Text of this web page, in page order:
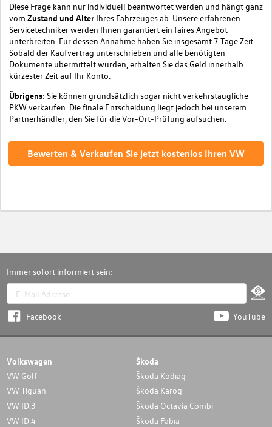
Diese Frage kann nur individuell beantwortet werden und hängt ganz
vom Zustand und Alter Ihres Fahrzeuges ab. Unsere erfahrenen
Servicetechniker werden Ihnen garantiert ein faires Angebot
unterbreiten. Für dessen Annahme haben Sie insgesamt 7 Tage Zeit.
Sobald der Kaufvertrag unterschrieben und alle benötigten
Dokumente übermittelt wurden, erhalten Sie das Geld innerhalb
kürzester Zeit auf Ihr Konto.
Übrigens: Sie können grundsätzlich sogar nicht verkehrstaugliche
PKW verkaufen. Die finale Entscheidung liegt jedoch bei unserem
Partnerhändler, den Sie für die Vor-Ort-Prüfung aufsuchen.
Bewerten & Verkaufen Sie jetzt kostenlos Ihren VW
Immer sofort informiert sein:
Facebook YouTube
Volkswagen
VW Golf
VW Tiguan
VW ID.3
VW ID.4
Škoda
Škoda Kodiaq
Škoda Karoq
Škoda Octavia Combi
Škoda Fabia